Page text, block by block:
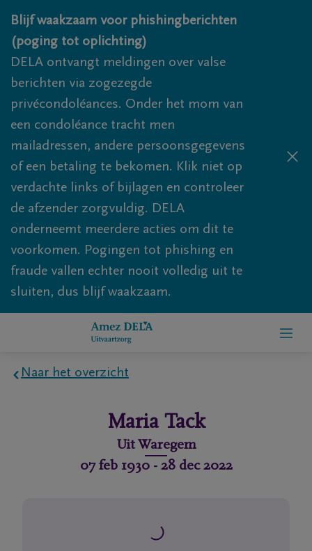
Overslaan en naar inhoud gaan
Blijf waakzaam voor phishingberichten
(poging tot oplichting)
DELA ontvangt meldingen over valse
berichten via zogezegde
privécondoléances. Onder het mom van
een condoléance tracht men
mailadressen, andere persoonsgegevens
of een betaling te bekomen. Klik niet op
verdachte links of bijlagen en controleer
de afzender zorgvuldig. DELA
onderneemt meerdere acties om dit te
voorkomen. Pogingen tot phishing en
fraude vallen echter nooit volledig uit te
sluiten, dus blijf waakzaam.
Naar het overzicht
Maria Tack
Uit Waregem
07 feb 1930- 28 dec 2022